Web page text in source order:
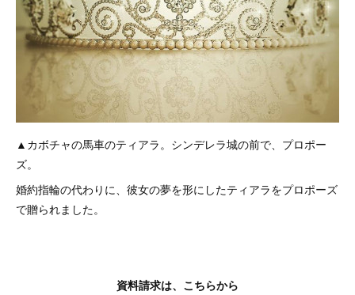
▲カボチャの馬車のティアラ。シンデレラ城の前で、プロポー
ズ。
婚約指輪の代わりに、彼女の夢を形にしたティアラをプロポーズ
で贈られました。
資料請求は、こちらから